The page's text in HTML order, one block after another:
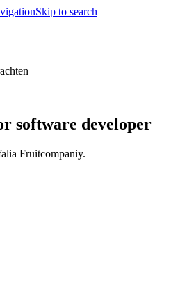
Skip to search
software developer
Fruitcompaniy.